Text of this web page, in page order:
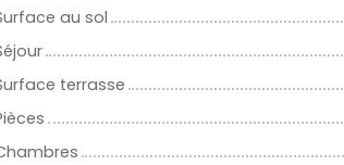
au sol
terrasse